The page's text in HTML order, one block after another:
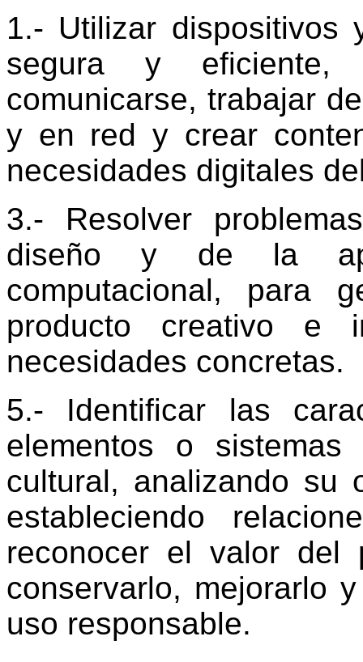
1.- Utilizar dispositivos
segura y eficiente,
comunicarse, trabajar
y en red y crear
necesidades digitales
3.- Resolver
diseño y de la
computacional, para
producto creativo e
necesidades concretas.
5.- Identificar las
elementos o
cultural, analizando su
estableciendo
reconocer el valor del
conservarlo, mejorarlo
uso responsable.